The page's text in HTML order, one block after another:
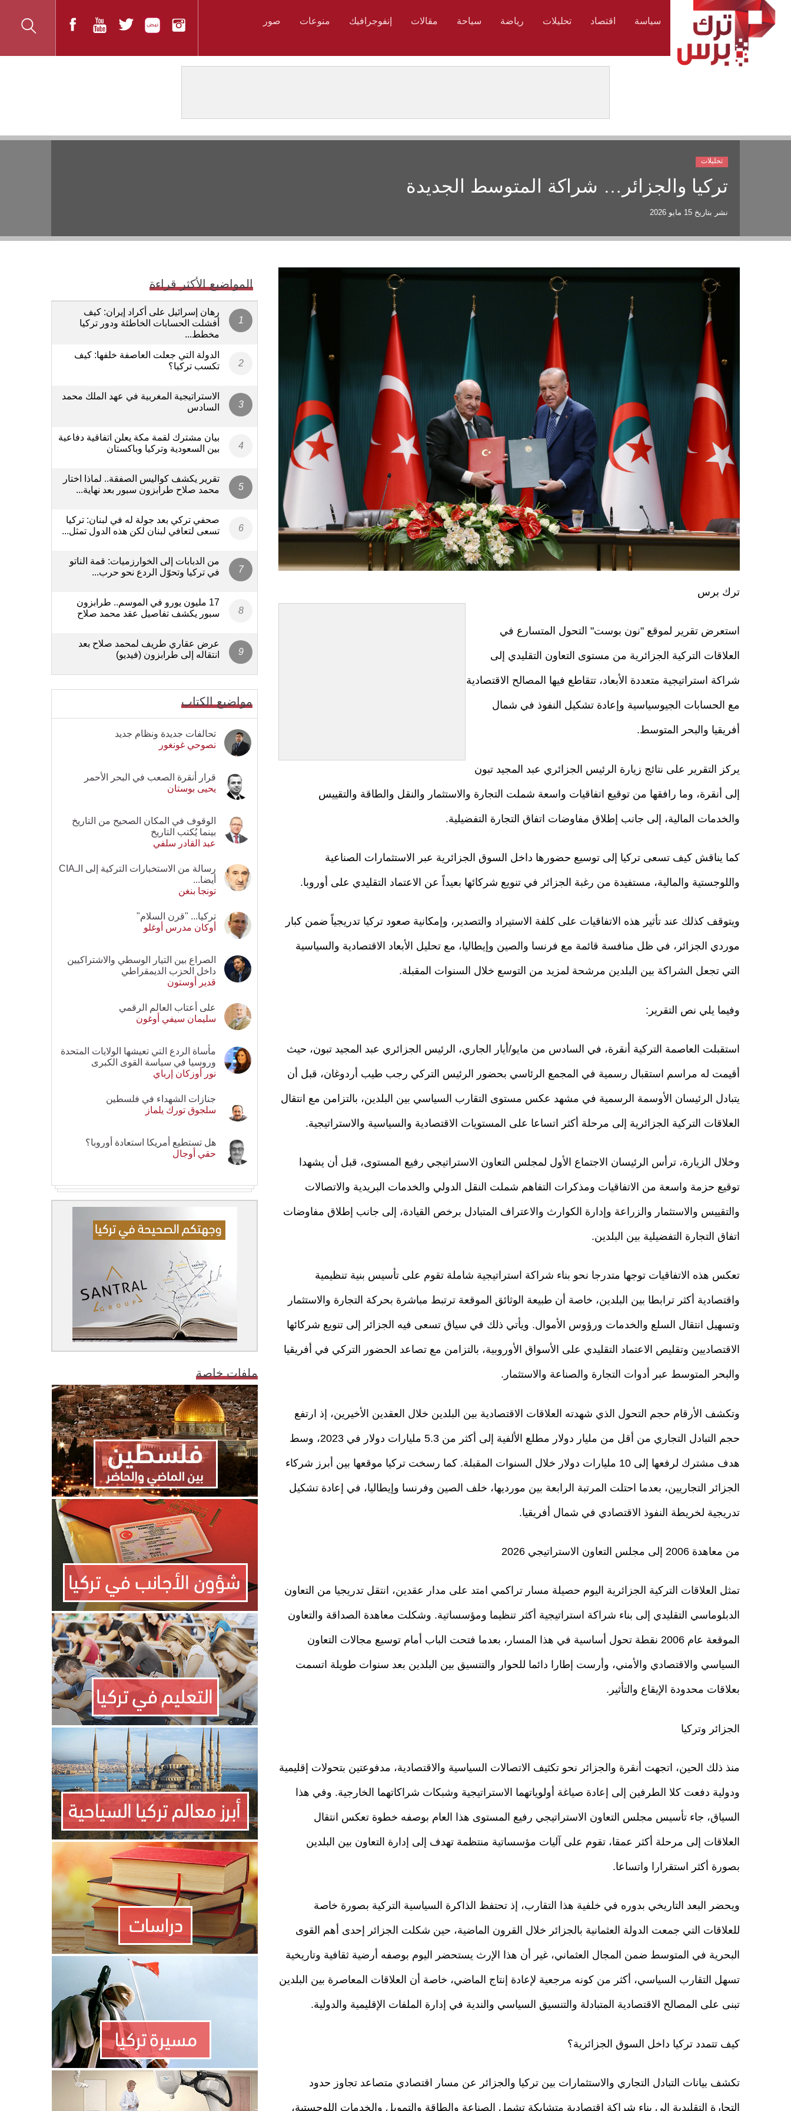
سياسة اقتصاد تحليلات رياضة سياحة مقالات إنفوجرافيك منوعات صور
تركيا والجزائر… شراكة المتوسط الجديدة
نشر بتاريخ 15 مايو 2026
تحليلات
ترك برس
استعرض تقرير لموقع "نون بوست" التحول المتسارع في
العلاقات التركية الجزائرية من مستوى التعاون التقليدي إلى
شراكة استراتيجية متعددة الأبعاد، تتقاطع فيها المصالح الاقتصادية
مع الحسابات الجيوسياسية وإعادة تشكيل النفوذ في شمال
أفريقيا والبحر المتوسط.
يركز التقرير على نتائج زيارة الرئيس الجزائري عبد المجيد تبون
إلى أنقرة، وما رافقها من توقيع اتفاقيات واسعة شملت التجارة والاستثمار والنقل والطاقة والتقييس
والخدمات المالية، إلى جانب إطلاق مفاوضات اتفاق التجارة التفضيلية.
كما يناقش كيف تسعى تركيا إلى توسيع حضورها داخل السوق الجزائرية عبر الاستثمارات الصناعية
واللوجستية والمالية، مستفيدة من رغبة الجزائر في تنويع شركائها بعيداً عن الاعتماد التقليدي على أوروبا.
ويتوقف كذلك عند تأثير هذه الاتفاقيات على كلفة الاستيراد والتصدير، وإمكانية صعود تركيا تدريجياً ضمن كبار
موردي الجزائر، في ظل منافسة قائمة مع فرنسا والصين وإيطاليا، مع تحليل الأبعاد الاقتصادية والسياسية
التي تجعل الشراكة بين البلدين مرشحة لمزيد من التوسع خلال السنوات المقبلة.
وفيما يلي نص التقرير:
استقبلت العاصمة التركية أنقرة، في السادس من مايو/أيار الجاري، الرئيس الجزائري عبد المجيد تبون، حيث
أقيمت له مراسم استقبال رسمية في المجمع الرئاسي بحضور الرئيس التركي رجب طيب أردوغان، قبل أن
يتبادل الرئيسان الأوسمة الرسمية في مشهد عكس مستوى التقارب السياسي بين البلدين، بالتزامن مع انتقال
العلاقات التركية الجزائرية إلى مرحلة أكثر اتساعا على المستويات الاقتصادية والسياسية والاستراتيجية.
وخلال الزيارة، ترأس الرئيسان الاجتماع الأول لمجلس التعاون الاستراتيجي رفيع المستوى، قبل أن يشهدا
توقيع حزمة واسعة من الاتفاقيات ومذكرات التفاهم شملت النقل الدولي والخدمات البريدية والاتصالات
والتقييس والاستثمار والزراعة وإدارة الكوارث والاعتراف المتبادل برخص القيادة، إلى جانب إطلاق مفاوضات
اتفاق التجارة التفضيلية بين البلدين.
تعكس هذه الاتفاقيات توجها متدرجا نحو بناء شراكة استراتيجية شاملة تقوم على تأسيس بنية تنظيمية
واقتصادية أكثر ترابطا بين البلدين، خاصة أن طبيعة الوثائق الموقعة ترتبط مباشرة بحركة التجارة والاستثمار
وتسهيل انتقال السلع والخدمات ورؤوس الأموال. ويأتي ذلك في سياق تسعى فيه الجزائر إلى تنويع شركائها
الاقتصاديين وتقليص الاعتماد التقليدي على الأسواق الأوروبية، بالتزامن مع تصاعد الحضور التركي في أفريقيا
والبحر المتوسط عبر أدوات التجارة والصناعة والاستثمار.
وتكشف الأرقام حجم التحول الذي شهدته العلاقات الاقتصادية بين البلدين خلال العقدين الأخيرين، إذ ارتفع
حجم التبادل التجاري من أقل من مليار دولار مطلع الألفية إلى أكثر من 5.3 مليارات دولار في 2023، وسط
هدف مشترك لرفعها إلى 10 مليارات دولار خلال السنوات المقبلة. كما رسخت تركيا موقعها بين أبرز شركاء
الجزائر التجاريين، بعدما احتلت المرتبة الرابعة بين مورديها، خلف الصين وفرنسا وإيطاليا، في إعادة تشكيل
تدريجية لخريطة النفوذ الاقتصادي في شمال أفريقيا.
من معاهدة 2006 إلى مجلس التعاون الاستراتيجي 2026
تمثل العلاقات التركية الجزائرية اليوم حصيلة مسار تراكمي امتد على مدار عقدين، انتقل تدريجيا من التعاون
الدبلوماسي التقليدي إلى بناء شراكة استراتيجية أكثر تنظيما ومؤسساتية. وشكلت معاهدة الصداقة والتعاون
الموقعة عام 2006 نقطة تحول أساسية في هذا المسار، بعدما فتحت الباب أمام توسيع مجالات التعاون
السياسي والاقتصادي والأمني، وأرست إطارا دائما للحوار والتنسيق بين البلدين بعد سنوات طويلة اتسمت
بعلاقات محدودة الإيقاع والتأثير.
الجزائر وتركيا
منذ ذلك الحين، اتجهت أنقرة والجزائر نحو تكثيف الاتصالات السياسية والاقتصادية، مدفوعتين بتحولات إقليمية
ودولية دفعت كلا الطرفين إلى إعادة صياغة أولوياتهما الاستراتيجية وشبكات شراكاتهما الخارجية. وفي هذا
السياق، جاء تأسيس مجلس التعاون الاستراتيجي رفيع المستوى هذا العام بوصفه خطوة تعكس انتقال
العلاقات إلى مرحلة أكثر عمقا، تقوم على آليات مؤسساتية منتظمة تهدف إلى إدارة التعاون بين البلدين
بصورة أكثر استقرارا واتساعا.
ويحضر البعد التاريخي بدوره في خلفية هذا التقارب، إذ تحتفظ الذاكرة السياسية التركية بصورة خاصة
للعلاقات التي جمعت الدولة العثمانية بالجزائر خلال القرون الماضية، حين شكلت الجزائر إحدى أهم القوى
البحرية في المتوسط ضمن المجال العثماني، غير أن هذا الإرث يستحضر اليوم بوصفه أرضية ثقافية وتاريخية
تسهل التقارب السياسي، أكثر من كونه مرجعية لإعادة إنتاج الماضي، خاصة أن العلاقات المعاصرة بين البلدين
تبنى على المصالح الاقتصادية المتبادلة والتنسيق السياسي والندية في إدارة الملفات الإقليمية والدولية.
كيف تتمدد تركيا داخل السوق الجزائرية؟
تكشف بيانات التبادل التجاري والاستثمارات بين تركيا والجزائر عن مسار اقتصادي متصاعد تجاوز حدود
التجارة التقليدية إلى بناء شراكة اقتصادية متشابكة تشمل الصناعة والطاقة والتمويل والخدمات اللوجستية،
المواضيع الأكثر قراءة
رهان إسرائيل على أكراد إيران: كيف
أفشلت الحسابات الخاطئة ودور تركيا
مخطط...
الدولة التي جعلت العاصفة خلفها: كيف
تكسب تركيا؟
الاستراتيجية المغربية في عهد الملك محمد
السادس
بيان مشترك لقمة مكة يعلن اتفاقية دفاعية
بين السعودية وتركيا وباكستان
تقرير يكشف كواليس الصفقة.. لماذا اختار
محمد صلاح طرابزون سبور بعد نهاية...
صحفي تركي بعد جولة له في لبنان: تركيا
تسعى لتعافي لبنان لكن هذه الدول تمثل...
من الدبابات إلى الخوارزميات: قمة الناتو
في تركيا وتحوّل الردع نحو حرب...
17 مليون يورو في الموسم.. طرابزون
سبور يكشف تفاصيل عقد محمد صلاح
عرض عقاري طريف لمحمد صلاح بعد
انتقاله إلى طرابزون (فيديو)
مواضيع الكتاب
تحالفات جديدة ونظام جديد
نصوحي غونغور
قرار أنقرة الصعب في البحر الأحمر
يحيى بوستان
الوقوف في المكان الصحيح من التاريخ
بينما يُكتب التاريخ
عبد القادر سلفي
رسالة من الاستخبارات التركية إلى الـCIA
أيضا...
تونجا بنغن
تركيا... "قرن السلام"
أوكان مدرس أوغلو
الصراع بين التيار الوسطي والاشتراكيين
داخل الحزب الديمقراطي
قدير أوستون
على أعتاب العالم الرقمي
سليمان سيفي أوغون
مأساة الردع التي تعيشها الولايات المتحدة
وروسيا في سياسة القوى الكبرى
نور أوزكان إرباي
جنازات الشهداء في فلسطين
سلجوق تورك يلماز
هل تستطيع أمريكا استعادة أوروبا؟
حقي أوجال
ملفات خاصة